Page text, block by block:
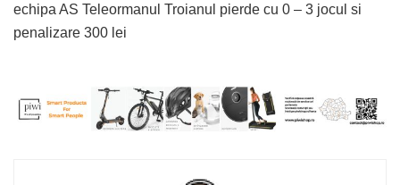
echipa AS Teleormanul Troianul pierde cu 0 – 3 jocul si
penalizare 300 lei